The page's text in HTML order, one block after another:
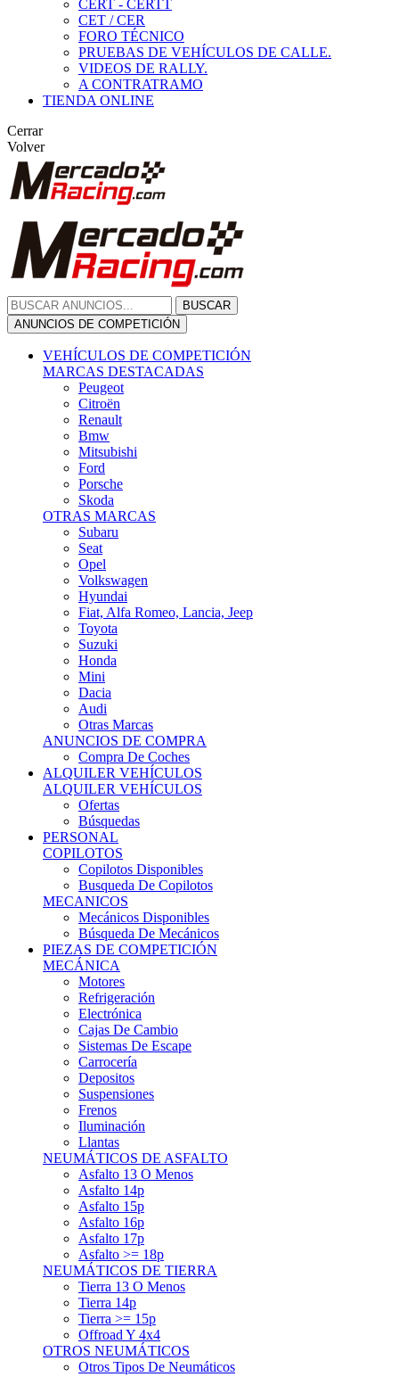
CERT - CERTT
CET / CER
FORO TÉCNICO
PRUEBAS DE VEHÍCULOS DE CALLE.
VIDEOS DE RALLY.
A CONTRATRAMO
TIENDA ONLINE
Cerrar
Volver
BUSCAR
ANUNCIOS DE COMPETICIÓN
VEHÍCULOS DE COMPETICIÓN
MARCAS DESTACADAS
Peugeot
Citroën
Renault
Bmw
Mitsubishi
Ford
Porsche
Skoda
OTRAS MARCAS
Subaru
Seat
Opel
Volkswagen
Hyundai
Fiat, Alfa Romeo, Lancia, Jeep
Toyota
Suzuki
Honda
Mini
Dacia
Audi
Otras Marcas
ANUNCIOS DE COMPRA
Compra De Coches
ALQUILER VEHÍCULOS
ALQUILER VEHÍCULOS
Ofertas
Búsquedas
PERSONAL
COPILOTOS
Copilotos Disponibles
Busqueda De Copilotos
MECANICOS
Mecánicos Disponibles
Búsqueda De Mecánicos
PIEZAS DE COMPETICIÓN
MECÁNICA
Motores
Refrigeración
Electrónica
Cajas De Cambio
Sistemas De Escape
Carrocería
Depositos
Suspensiones
Frenos
Iluminación
Llantas
NEUMÁTICOS DE ASFALTO
Asfalto 13 O Menos
Asfalto 14p
Asfalto 15p
Asfalto 16p
Asfalto 17p
Asfalto >= 18p
NEUMÁTICOS DE TIERRA
Tierra 13 O Menos
Tierra 14p
Tierra >= 15p
Offroad Y 4x4
OTROS NEUMÁTICOS
Otros Tipos De Neumáticos